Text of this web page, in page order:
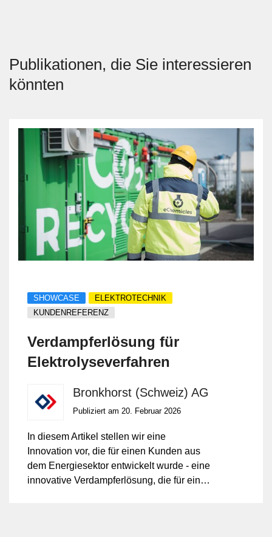
Publikationen, die Sie interessieren
könnten
SHOWCASE
ELEKTROTECHNIK
KUNDENREFERENZ
Verdampferlösung für
Elektrolyseverfahren
Bronkhorst (Schweiz) AG
Publiziert am 20. Februar 2026
In diesem Artikel stellen wir eine
Innovation vor, die für einen Kunden aus
dem Energiesektor entwickelt wurde - eine
innovative Verdampferlösung, die für eine